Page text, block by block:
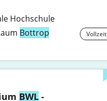
Hochschule
Bottrop Vollzeit
BWL -